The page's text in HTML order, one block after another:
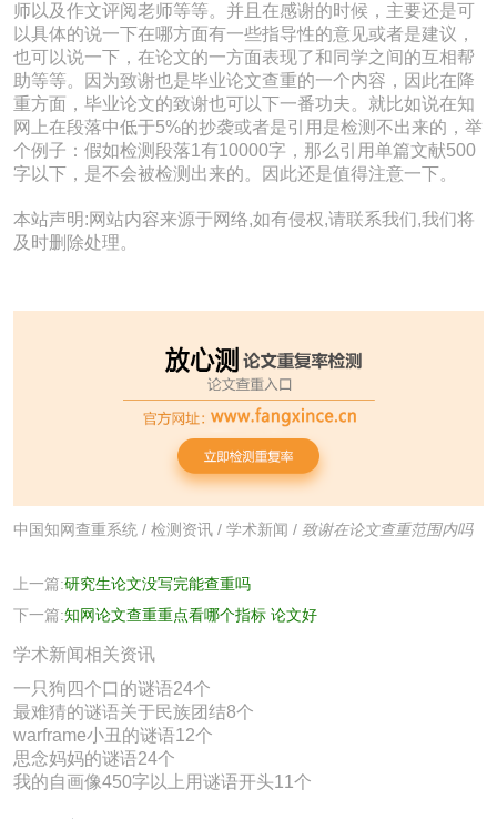
师以及作文评阅老师等等。并且在感谢的时候，主要还是可
以具体的说一下在哪方面有一些指导性的意见或者是建议，
也可以说一下，在论文的一方面表现了和同学之间的互相帮
助等等。因为致谢也是毕业论文查重的一个内容，因此在降
重方面，毕业论文的致谢也可以下一番功夫。就比如说在知
网上在段落中低于5%的抄袭或者是引用是检测不出来的，举
个例子：假如检测段落1有10000字，那么引用单篇文献500
字以下，是不会被检测出来的。因此还是值得注意一下。
本站声明:网站内容来源于网络,如有侵权,请联系我们,我们将
及时删除处理。
中国知网查重系统 / 检测资讯 / 学术新闻 / 致谢在论文查重范围内吗
上一篇:研究生论文没写完能查重吗
下一篇:知网论文查重重点看哪个指标 论文好
学术新闻相关资讯
一只狗四个口的谜语24个
最难猜的谜语关于民族团结8个
warframe小丑的谜语12个
思念妈妈的谜语24个
我的自画像450字以上用谜语开头11个